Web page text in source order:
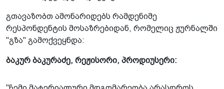
გთავაზობთ ამონარიდებს რამდენიმე
რესპონდენტის მოსაზრებიდან, რომელიც ჟურნალში
"გზა" გამოქვეყნდა:
ბაკურ ბაკურაძე, რეჟისორი, პროდიუსერი: